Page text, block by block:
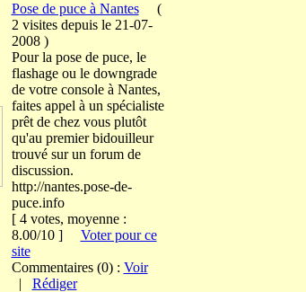
Pose de puce à Nantes(
2 visites depuis le 21-07-
2008)
Pour la pose de puce, le
flashage ou le downgrade
de votre console à Nantes,
faites appel à un spécialiste
prêt de chez vous plutôt
qu'au premier bidouilleur
trouvé sur un forum de
discussion.
http://nantes.pose-de-
puce.info
[ 4 votes, moyenne :
8.00/10 ] Voter pour ce
site
Commentaires (0) : Voir
| Rédiger